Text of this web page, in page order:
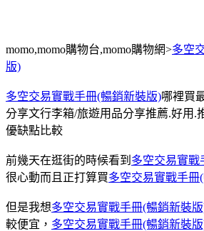
momo,momo購物台,momo購物網>多空
版)
多空交易實戰手冊(暢銷新裝版)哪裡買
分享文行李箱/旅遊用品分享推薦.好用.
優缺點比較
前幾天在逛街的時候看到 多空交易實戰
很心動而且正打算買多空交易實戰手冊
但是我想多空交易實戰手冊(暢銷新裝
較便宜， 多空交易實戰手冊(暢銷新裝